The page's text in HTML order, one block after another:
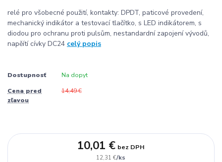
relé pro všobecné použití, kontakty: DPDT, paticové provedení,
mechanický indikátor a testovací tlačítko, s LED indikátorem, s
diodou pro ochranu proti pulsům, nestandardní zapojení vývodů,
napěítí cívky DC24 celý popis
Dostupnosť Na dopyt
Cena pred
zľavou
14,49 €
12,31 €/ks
10,01 € bez DPH